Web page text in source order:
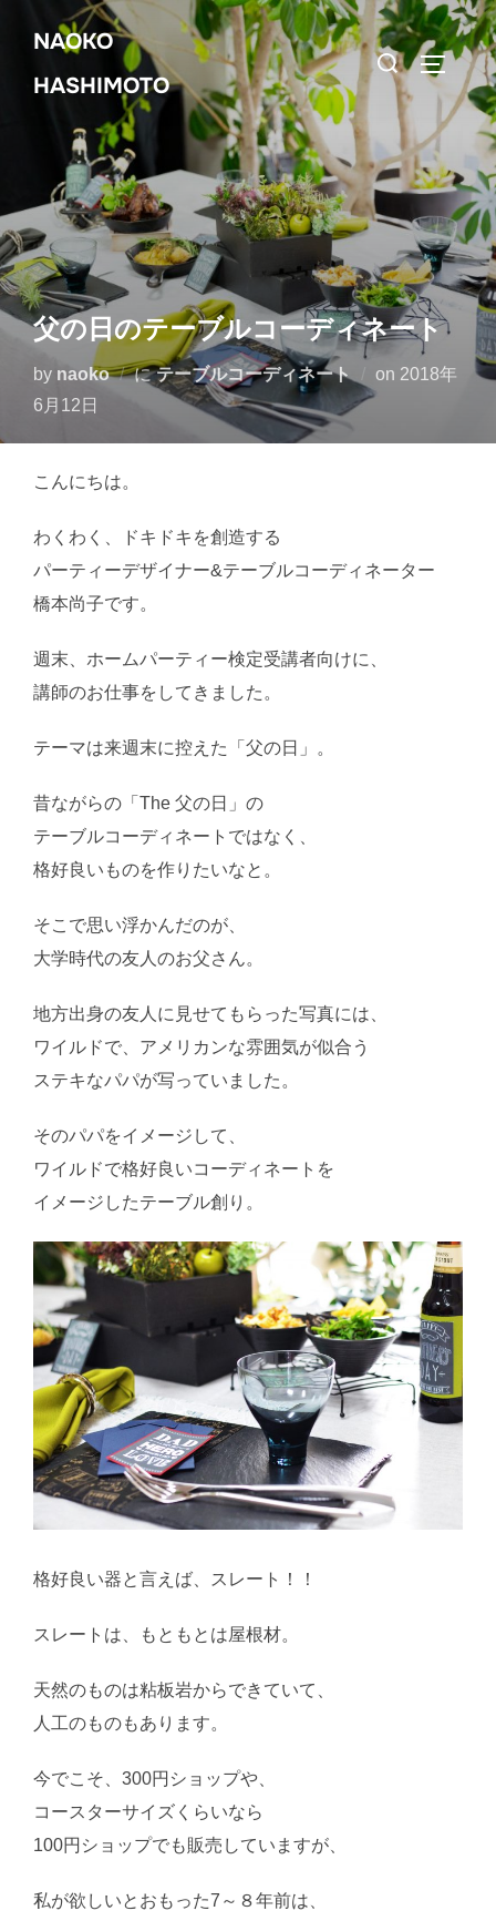
キ
ッ
プ
NAOKO
HASHIMOTO
検
索
サイドバ
父の日のテーブルコーディネート
by naoko にテーブルコーディネート on 投
2018年
6月12日
こんにちは。
わくわく、ドキドキを創造する
パーティーデザイナー&テーブルコーディネーター
橋本尚子です。
週末、ホームパーティー検定受講者向けに、
講師のお仕事をしてきました。
テーマは来週末に控えた「父の日」。
昔ながらの「The 父の日」の
テーブルコーディネートではなく、
格好良いものを作りたいなと。
そこで思い浮かんだのが、
大学時代の友人のお父さん。
地方出身の友人に見せてもらった写真には、
ワイルドで、アメリカンな雰囲気が似合う
ステキなパパが写っていました。
そのパパをイメージして、
ワイルドで格好良いコーディネートを
イメージしたテーブル創り。
格好良い器と言えば、スレート！！
スレートは、もともとは屋根材。
天然のものは粘板岩からできていて、
人工のものもあります。
今でこそ、300円ショップや、
コースターサイズくらいなら
100円ショップでも販売していますが、
私が欲しいとおもった7～８年前は、